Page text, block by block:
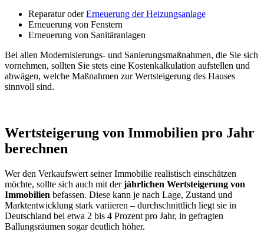
Reparatur oderErneuerung der Heizungsanlage
Erneuerung von Fenstern
Erneuerung von Sanitäranlagen
Bei allen Modernisierungs- und Sanierungsmaßnahmen, die Sie sich
vornehmen, sollten Sie stets eine Kostenkalkulation aufstellen und
abwägen, welche Maßnahmen zur Wertsteigerung des Hauses
sinnvoll sind.
Wertsteigerung von Immobilien pro Jahr
berechnen
Wer den Verkaufswert seiner Immobilie realistisch einschätzen
möchte, sollte sich auch mit derjährlichen Wertsteigerung von
Immobilien befassen. Diese kann je nach Lage, Zustand und
Marktentwicklung stark variieren – durchschnittlich liegt sie in
Deutschland bei etwa 2 bis 4 Prozent pro Jahr, in gefragten
Ballungsräumen sogar deutlich höher.